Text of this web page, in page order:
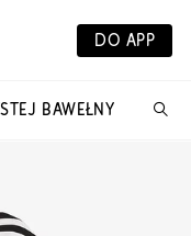
DO APP
BAWEŁNY